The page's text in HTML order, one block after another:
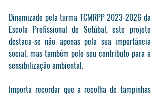
Dinamizado pela turma TCMRPP 2023-2026
Escola Profissional de Setúbal, este projeto
destaca-se não apenas pela sua importância
social, mas também pelo seu contributo para a
sensibilização ambiental.
Importa recordar que a recolha de tampinhas